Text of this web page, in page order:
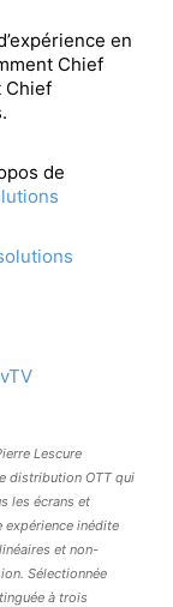
en
Chief
Chief
de
Lescure
distribution OTT qui
les écrans et
inédite
et non-
Sélectionnée
à trois